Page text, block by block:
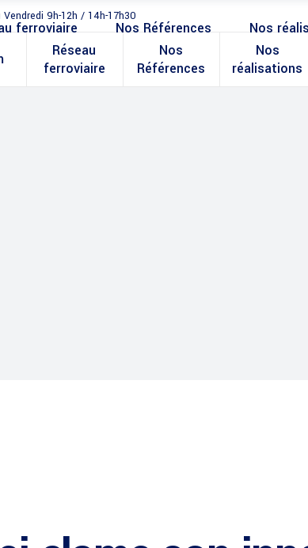
Vendredi 9h-12h / 14h-17h30
Réseau
ferroviaire
Nos
Références
Nos
réalisations
ferroviaire Nos Références Nos